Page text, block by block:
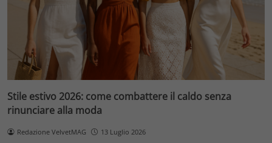
Stile estivo 2026: come combattere il caldo senza
rinunciare alla moda
Redazione VelvetMAG 13 Luglio 2026